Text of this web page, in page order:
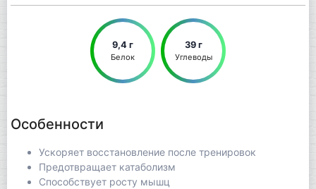
9,4 г
Белок
39 г
Углеводы
Особенности
Ускоряет восстановление после тренировок
Предотвращает катаболизм
Способствует росту мышц